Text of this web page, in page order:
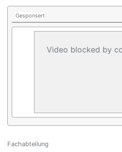
Gesponsert
Video blocked by
Fachabteilung